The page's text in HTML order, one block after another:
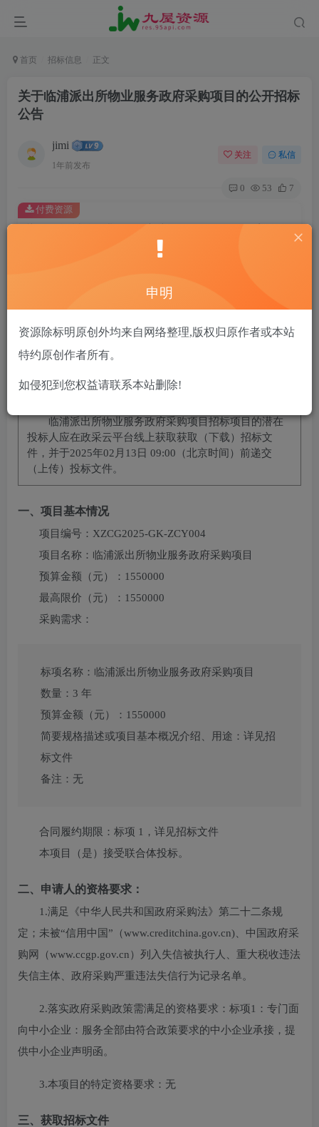
首页 招标信息 正文
关于临浦派出所物业服务政府采购项目的公开招标
公告
jimi
1年前发布
关注 私信
0 53 7
此内容为付费资源，请付费后查看
立即购买
您当前未登录！建议登陆后购买，可保存购买订单
付费资源
临浦派出所物业服务政府采购项目招标项目的潜在
投标人应在政采云平台线上获取获取（下载）招标文
件，并于2025年02月13日 09:00 （北京时间）前递交
（上传）投标文件。
一、项目基本情况
项目编号： XZCG2025-GK-ZCY004
项目名称： 临浦派出所物业服务政府采购项目
预算金额（元）： 1550000
最高限价（元）： 1550000
采购需求：
标项名称： 临浦派出所物业服务政府采购项目
数量： 3 年
预算金额（元）： 1550000
简要规格描述或项目基本概况介绍、用途： 详见招
标文件
备注： 无
合同履约期限： 标项 1，详见招标文件
本项目（是）接受联合体投标。
二、申请人的资格要求：
1.满足《中华人民共和国政府采购法》第二十二条规
定；未被“信用中国”（www.creditchina.gov.cn)、中国政府采
购网（www.ccgp.gov.cn）列入失信被执行人、重大税收违法
失信主体、政府采购严重违法失信行为记录名单。
2.落实政府采购政策需满足的资格要求： 标项1：专门面
向中小企业：服务全部由符合政策要求的中小企业承接，提
供中小企业声明函。
3.本项目的特定资格要求： 无
三、获取招标文件
申明
资源除标明原创外均来自网络整理,版权归原作者或本站
特约原创作者所有。
如侵犯到您权益请联系本站删除!